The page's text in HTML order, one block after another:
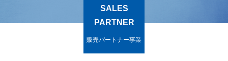
SALES
PARTNER
販売パートナー事業